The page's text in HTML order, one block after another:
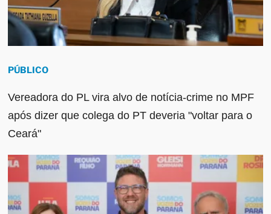
PÚBLICO
Vereadora do PL vira alvo de notícia-crime no MPF
após dizer que colega do PT deveria "voltar para o
Ceará"